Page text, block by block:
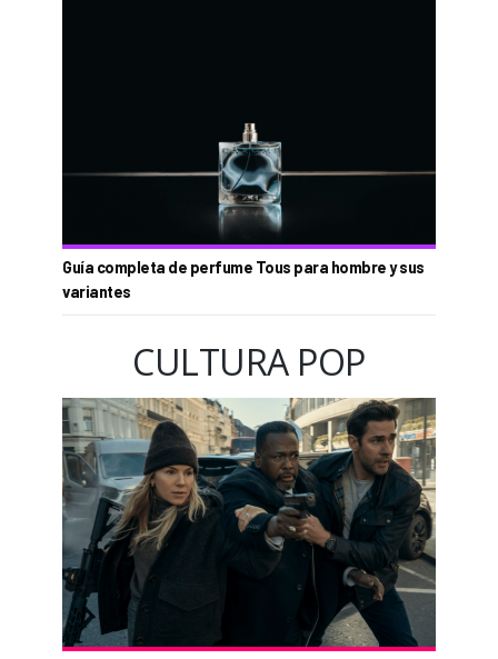
Guía completa de perfume Tous para hombre y sus
variantes
CULTURA POP